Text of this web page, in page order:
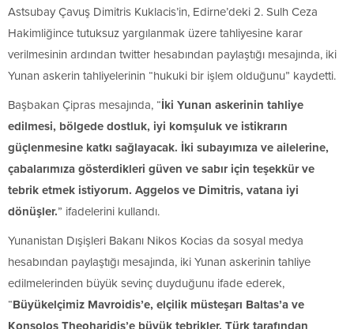
Astsubay Çavuş Dimitris Kuklacis’in, Edirne’deki 2. Sulh Ceza
Hakimliğince tutuksuz yargılanmak üzere tahliyesine karar
verilmesinin ardından twitter hesabından paylaştığı mesajında, iki
Yunan askerin tahliyelerinin “hukuki bir işlem olduğunu” kaydetti.
Başbakan Çipras mesajında, “İki Yunan askerinin tahliye
edilmesi, bölgede dostluk, iyi komşuluk ve istikrarın
güçlenmesine katkı sağlayacak. İki subayımıza ve ailelerine,
çabalarımıza gösterdikleri güven ve sabır için teşekkür ve
tebrik etmek istiyorum. Aggelos ve Dimitris, vatana iyi
dönüşler.” ifadelerini kullandı.
Yunanistan Dışişleri Bakanı Nikos Kocias da sosyal medya
hesabından paylaştığı mesajında, iki Yunan askerinin tahliye
edilmelerinden büyük sevinç duyduğunu ifade ederek,
“Büyükelçimiz Mavroidis’e, elçilik müsteşarı Baltas’a ve
Konsolos Theoharidis’e büyük tebrikler. Türk tarafından